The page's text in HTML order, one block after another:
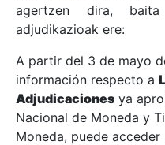
Erakutsi/Ezkutatu
Erakutsi/Ezkutatu
Erakutsi/Ezkutatu
agertzen dira,
adjudikazioak ere:
A partir del 3 de mayo
información respecto a
Adjudicaciones ya
Nacional de Moneda y
Moneda, puede